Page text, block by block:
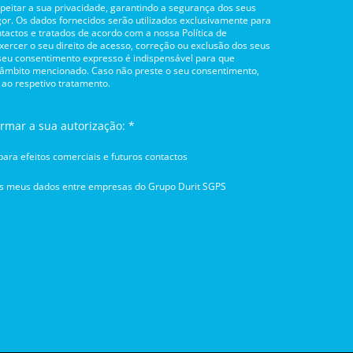
a sua privacidade, garantindo a segurança dos seus
Os dados fornecidos serão utilizados exclusivamente para
e tratados de acordo com a nossa Política de
o seu direito de acesso, correção ou exclusão dos seus
consentimento expresso é indispensável para que
mencionado. Caso não preste o seu consentimento,
respetivo tratamento.
a sua autorização: *
efeitos comerciais e futuros contactos
dados entre empresas do Grupo Durit SGPS